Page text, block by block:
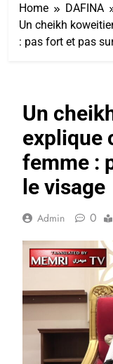
Home
DAFINA
Un cheikh
: pas fort et pas
Un
explique
femme :
le visage
Admin 0